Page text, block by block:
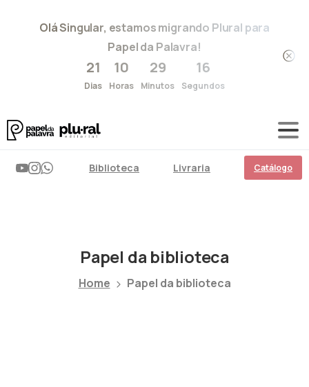
Olá Singular, estamos migrando Plural para
Papel da Palavra!
21
Dias
10
Horas
29
Minutos
15
Segundos
Biblioteca Livraria Catálogo
Papel da biblioteca
Home Papel da biblioteca